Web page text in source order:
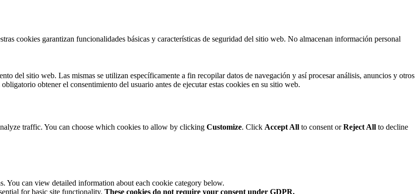
cookies garantizan funcionalidades básicas y características de seguridad del sitio web. No almacenan información personal
del sitio web. Las mismas se utilizan específicamente a fin recopilar datos de navegación y así procesar análisis, anuncios y otros
obtener el consentimiento del usuario antes de ejecutar estas cookies en su sitio web.
traffic. You can choose which cookies to allow by clicking Customize. Click Accept All to consent orReject All to decline
You can view detailed information about each cookie category below.
for basic site functionality. These cookies do not require your consent under GDPR.